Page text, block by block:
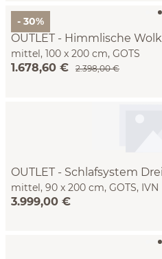
- 30%
OUTLET - Himmlische
mittel, 100 x 200 cm, GOTS
1.678,60 € 2.398,00 €
OUTLET - Schlafsystem
mittel, 90 x 200 cm, GOTS, IVN
3.999,00 €